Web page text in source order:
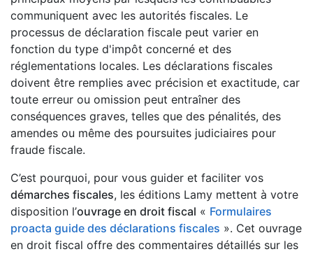
communiquent avec les autorités fiscales. Le
processus de déclaration fiscale peut varier en
fonction du type d'impôt concerné et des
réglementations locales. Les déclarations fiscales
doivent être remplies avec précision et exactitude, car
toute erreur ou omission peut entraîner des
conséquences graves, telles que des pénalités, des
amendes ou même des poursuites judiciaires pour
fraude fiscale.
C’est pourquoi, pour vous guider et faciliter vos
démarches fiscales, les éditions Lamy mettent à votre
disposition l’ouvrage en droit fiscal « Formulaires
proacta guide des déclarations fiscales ». Cet ouvrage
en droit fiscal offre des commentaires détaillés sur les